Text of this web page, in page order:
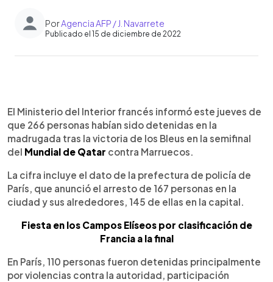
PorAgencia AFP / J. Navarrete
Publicado el 15 de diciembre de 2022
► Escuchar artículo
El Ministerio del Interior francés informó este jueves de
que 266 personas habían sido detenidas en la
madrugada tras la victoria de los Bleus en la semifinal
del Mundial de Qatar contra Marruecos.
La cifra incluye el dato de la prefectura de policía de
París, que anunció el arresto de 167 personas en la
ciudad y sus alrededores, 145 de ellas en la capital.
Fiesta en los Campos Elíseos por clasificación de
Francia a la final
En París, 110 personas fueron detenidas principalmente
por violencias contra la autoridad, participación